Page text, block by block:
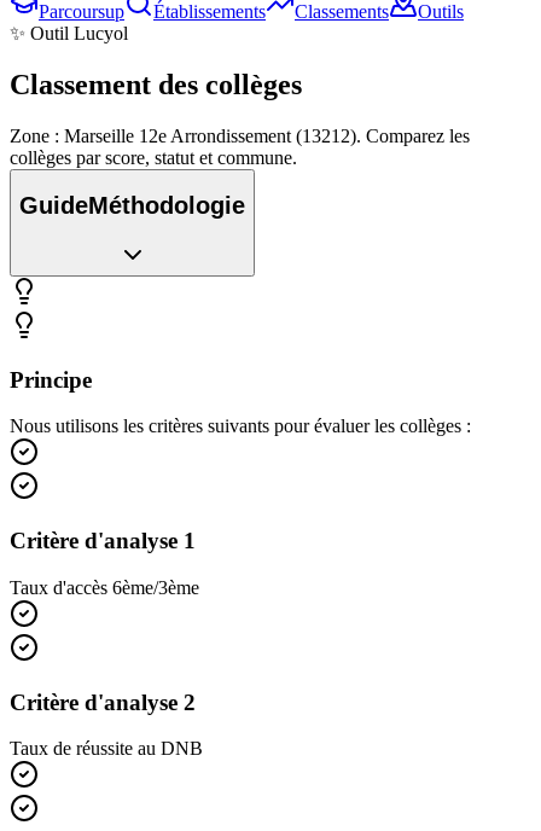
Parcoursup Établissements Classements
Outils
✨ Outil Lucyol
Classement des collèges
Zone : Marseille 12e Arrondissement (13212). Comparez les
collèges par score, statut et commune.
GuideMéthodologie
Principe
Nous utilisons les critères suivants pour évaluer les collèges :
Critère d'analyse 1
Taux d'accès 6ème/3ème
Critère d'analyse 2
Taux de réussite au DNB